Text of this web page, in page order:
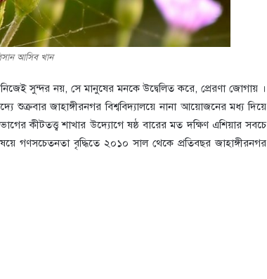
আসিব খান
সুন্দর নয়, সে মানুষের মনকে উদ্বেলিত করে, প্রেরণা জোগায় ।
জাহাঙ্গীরনগর বিশ্ববিদ্যালয়ে নানা আয়োজনের মধ্য দিয়ে
কীটতত্ত্ব শাখার উদ্যোগে ষষ্ঠ বারের মত দক্ষিণ এশিয়ার সবচে
গণসচেতনতা বৃদ্ধিতে ২০১০ সাল থেকে প্রতিবছর জাহাঙ্গীরনগর